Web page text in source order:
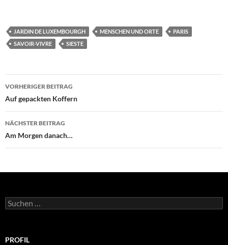
JARDIN DE LUXEMBOURGH MENSCHEN UND ORTE
PARIS
SAVOIR-VIVRE
SIESTE
Beitragsnavigation
VORHERIGER BEITRAG
Auf gepackten Koffern
NÄCHSTER BEITRAG
Am Morgen danach…
Suchen
nach:
PROFIL